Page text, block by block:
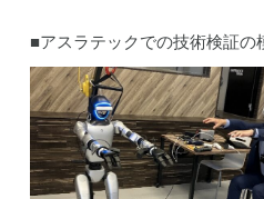
■アスラテックでの技術検証の